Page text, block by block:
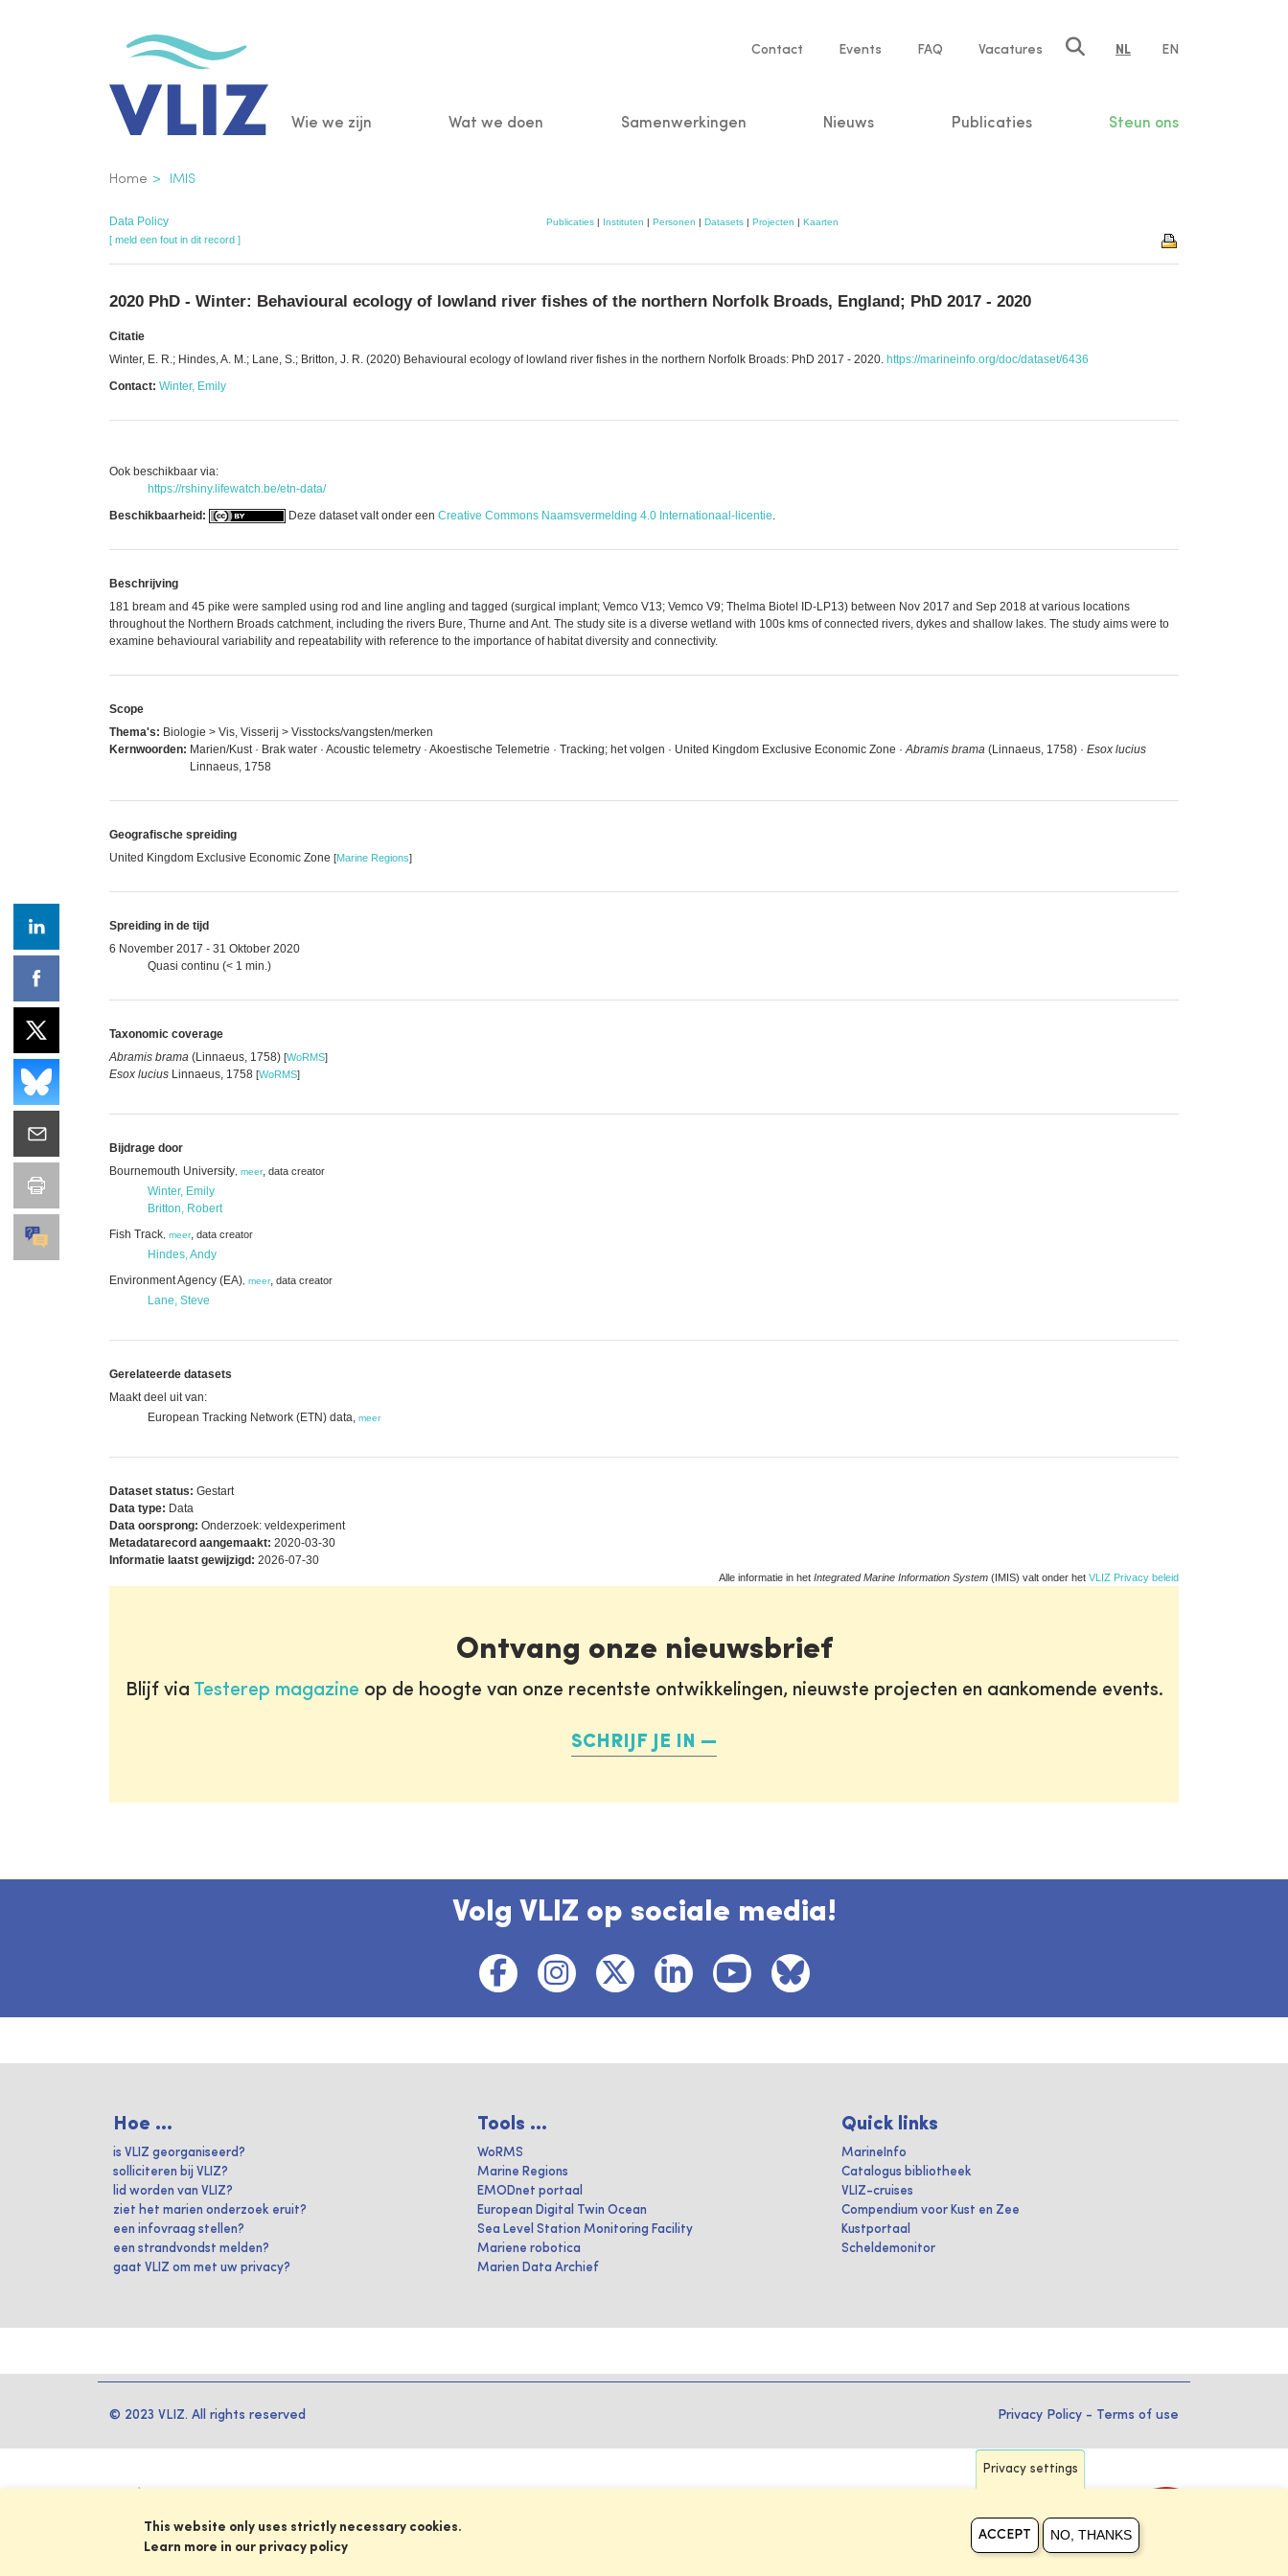
Service
Contact Events FAQ Vacatures NL EN
Main
Wie we zijn Wat we doen Samenwerkingen Nieuws Publicaties Steun ons
Kruimelpad
Home IMIS
Data Policy Publicaties| Instituten | Personen | Datasets| Projecten | Kaarten
[ meld een fout in dit record ]
2020 PhD - Winter: Behavioural ecology of lowland river fishes of the northern Norfolk Broads, England; PhD 2017 - 2020
Citatie
Winter, E. R.; Hindes, A. M.; Lane, S.; Britton, J. R. (2020) Behavioural ecology of lowland river fishes in the northern Norfolk Broads: PhD 2017 - 2020. https://marineinfo.org/doc/dataset/6436
Contact: Winter, Emily
Ook beschikbaar via:
https://rshiny.lifewatch.be/etn-data/
Beschikbaarheid:
Deze dataset valt onder een Creative Commons Naamsvermelding 4.0 Internationaal-licentie.
Beschrijving
181 bream and 45 pike were sampled using rod and line angling and tagged (surgical implant; Vemco V13; Vemco V9; Thelma Biotel ID-LP13) between Nov 2017 and Sep 2018 at various locations
throughout the Northern Broads catchment, including the rivers Bure, Thurne and Ant. The study site is a diverse wetland with 100s kms of connected rivers, dykes and shallow lakes. The study aims were to
examine behavioural variability and repeatability with reference to the importance of habitat diversity and connectivity.
Scope
Thema's: Biologie > Vis, Visserij > Visstocks/vangsten/merken
Kernwoorden: Marien/Kust · Brak water · Acoustic telemetry · Akoestische Telemetrie · Tracking; het volgen · United Kingdom Exclusive Economic Zone ·Abramis brama (Linnaeus, 1758) · Esox lucius
Linnaeus, 1758
Geografische spreiding
United Kingdom Exclusive Economic Zone [Marine Regions]
Spreiding in de tijd
6 November 2017 - 31 Oktober 2020
Quasi continu (< 1 min.)
Taxonomic coverage
Abramis brama (Linnaeus, 1758) [WoRMS]
Esox lucius Linnaeus, 1758 [WoRMS]
Bijdrage door
Bournemouth University meer, data creator
Winter, Emily
Britton, Robert
Fish Track meer, data creator
Hindes, Andy
Environment Agency (EA) meer, data creator
Lane, Steve
Gerelateerde datasets
Maakt deel uit van:
European Tracking Network (ETN) data, meer
Dataset status: Gestart
Data type: Data
Data oorsprong: Onderzoek: veldexperiment
Metadatarecord aangemaakt: 2020-03-30
Informatie laatst gewijzigd: 2026-07-30
Alle informatie in het Integrated Marine Information System (IMIS) valt onder het VLIZ Privacy beleid
Ontvang onze nieuwsbrief
Blijf via Testerep magazine op de hoogte van onze recentste ontwikkelingen, nieuwste projecten en aankomende events.
SCHRIJF JE IN
Volg VLIZ op sociale media!
Hoe ...
is VLIZ georganiseerd?
solliciteren bij VLIZ?
lid worden van VLIZ?
ziet het marien onderzoek eruit?
een infovraag stellen?
een strandvondst melden?
gaat VLIZ om met uw privacy?
Tools ...
WoRMS
Marine Regions
EMODnet portaal
European Digital Twin Ocean
Sea Level Station Monitoring Facility
Mariene robotica
Marien Data Archief
Quick links
MarineInfo
Catalogus bibliotheek
VLIZ-cruises
Compendium voor Kust en Zee
Kustportaal
Scheldemonitor
© 2023 VLIZ. All rights reserved Privacy Policy - Terms of use
Privacy settings
This website only uses strictly necessary cookies.
Learn more in our privacy policy
ACCEPT NO, THANKS